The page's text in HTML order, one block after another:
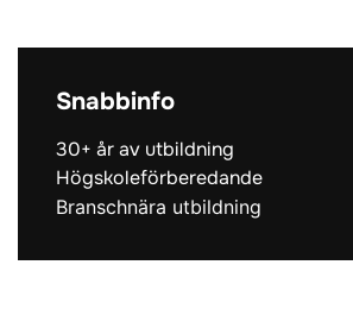
Snabbinfo
30+ år av utbildning
Högskoleförberedande
Branschnära utbildning